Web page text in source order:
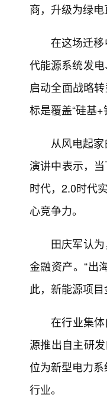
商，升级为绿
在这场迁
代能源系统发
启动全面战略
标是覆盖“硅基+
从风电起
演讲中表示，
时代，2.0时代
心竞争力。
田庆军认
金融资产。“出
此，新能源项目
在行业集
源推出自主研
位为新型电力
行业。